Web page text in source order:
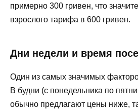
примерно 300 гривен, что
взрослого тарифа в 600 гривен.
Дни недели и время
Один из самых значимых
В будни (с понедельника по
обычно предлагают цены ниже,